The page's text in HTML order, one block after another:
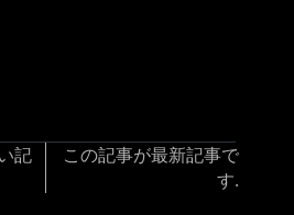
記
この記事が最新記事で
す.